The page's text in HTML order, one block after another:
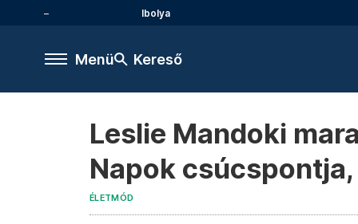
Ibolya
Menü Kereső
Leslie Mandoki
Napok
ÉLETMÓD